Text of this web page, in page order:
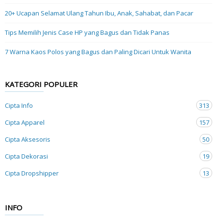
20+ Ucapan Selamat Ulang Tahun Ibu, Anak, Sahabat, dan Pacar
Tips Memilih Jenis Case HP yang Bagus dan Tidak Panas
7 Warna Kaos Polos yang Bagus dan Paling Dicari Untuk Wanita
KATEGORI POPULER
Cipta Info
313
Cipta Apparel
157
Cipta Aksesoris
50
Cipta Dekorasi
19
Cipta Dropshipper
13
INFO